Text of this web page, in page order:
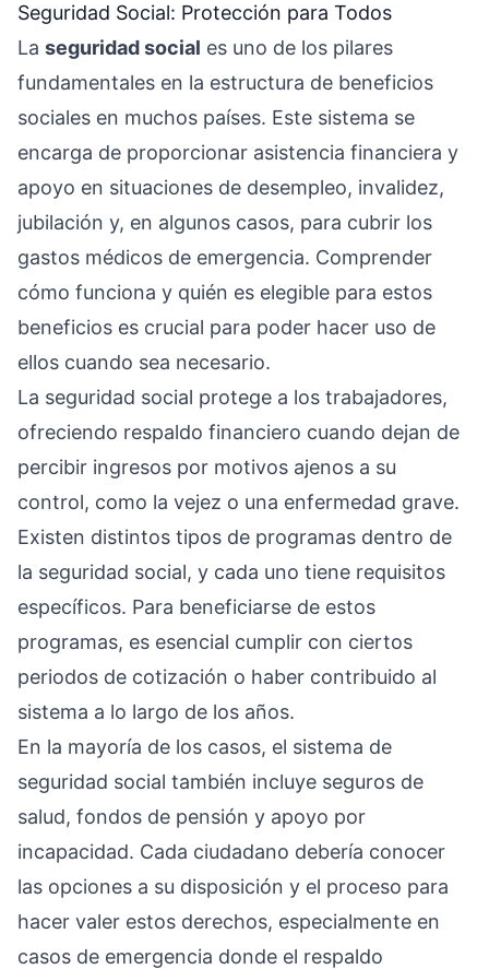
Seguridad Social: Protección para Todos
La seguridad social es uno de los pilares
fundamentales en la estructura de beneficios
sociales en muchos países. Este sistema se
encarga de proporcionar asistencia financiera y
apoyo en situaciones de desempleo, invalidez,
jubilación y, en algunos casos, para cubrir los
gastos médicos de emergencia. Comprender
cómo funciona y quién es elegible para estos
beneficios es crucial para poder hacer uso de
ellos cuando sea necesario.
La seguridad social protege a los trabajadores,
ofreciendo respaldo financiero cuando dejan de
percibir ingresos por motivos ajenos a su
control, como la vejez o una enfermedad grave.
Existen distintos tipos de programas dentro de
la seguridad social, y cada uno tiene requisitos
específicos. Para beneficiarse de estos
programas, es esencial cumplir con ciertos
periodos de cotización o haber contribuido al
sistema a lo largo de los años.
En la mayoría de los casos, el sistema de
seguridad social también incluye seguros de
salud, fondos de pensión y apoyo por
incapacidad. Cada ciudadano debería conocer
las opciones a su disposición y el proceso para
hacer valer estos derechos, especialmente en
casos de emergencia donde el respaldo